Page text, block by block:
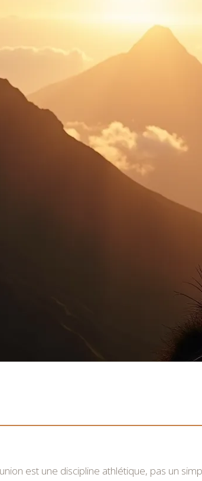
est une discipline athlétique, pas un